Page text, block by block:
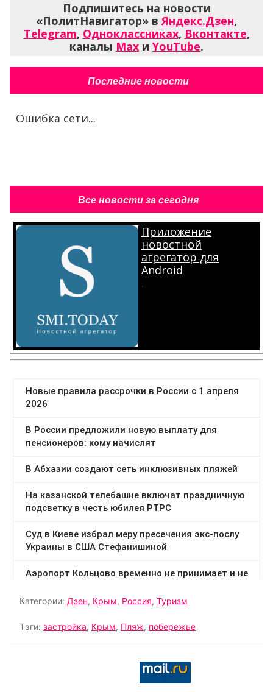
Подпишитесь на новости
«ПолитНавигатор» вЯндекс.Дзен,
Telegram, Одноклассниках, Вконтакте,
каналы Max и YouTube.
Последние новости
Ошибка сети...
Все новости за сегодня
Приложение
новостной
агрегатор для
Android
.
Категории: Дзен, Крым, Россия, Туризм
Тэги: застройка, Крым, Пляж, побережье